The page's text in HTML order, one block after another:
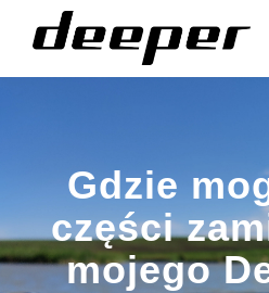
Gdzie
części
mojego